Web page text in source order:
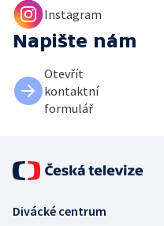
Instagram
Napište nám
Otevřít
kontaktní
formulář
Divácké centrum